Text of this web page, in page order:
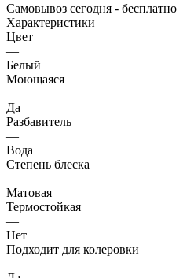
Самовывоз сегодня - бесплатно
Характеристики
Цвет
—
Белый
Моющаяся
—
Да
Разбавитель
—
Вода
Степень блеска
—
Матовая
Термостойкая
—
Нет
Подходит для колеровки
—